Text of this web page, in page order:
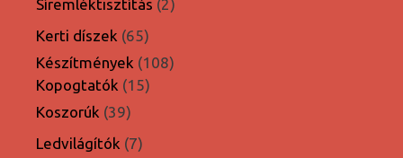
Síremléktisztítás 2
Kerti díszek 6565
termék
Készítmények 108108
Kopogtatók 1515
Koszorúk 3939
termék
Ledvilágítók 77